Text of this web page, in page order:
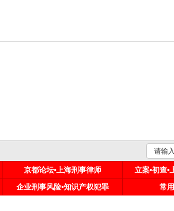
京都论坛•上海刑事律师 立案•初查•
企业刑事风险•知识产权犯罪 常